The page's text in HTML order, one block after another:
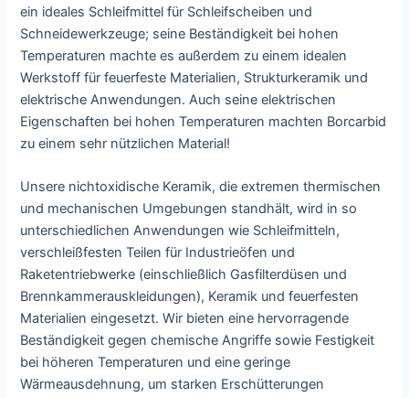
ein ideales Schleifmittel für Schleifscheiben und
Schneidewerkzeuge; seine Beständigkeit bei hohen
Temperaturen machte es außerdem zu einem idealen
Werkstoff für feuerfeste Materialien, Strukturkeramik und
elektrische Anwendungen. Auch seine elektrischen
Eigenschaften bei hohen Temperaturen machten Borcarbid
zu einem sehr nützlichen Material!
Unsere nichtoxidische Keramik, die extremen thermischen
und mechanischen Umgebungen standhält, wird in so
unterschiedlichen Anwendungen wie Schleifmitteln,
verschleißfesten Teilen für Industrieöfen und
Raketentriebwerke (einschließlich Gasfilterdüsen und
Brennkammerauskleidungen), Keramik und feuerfesten
Materialien eingesetzt. Wir bieten eine hervorragende
Beständigkeit gegen chemische Angriffe sowie Festigkeit
bei höheren Temperaturen und eine geringe
Wärmeausdehnung, um starken Erschütterungen